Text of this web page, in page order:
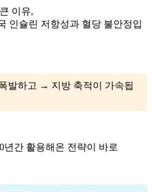
이유,
인슐린 저항성과 혈당 불안정입
발하고 → 지방 축적이 가속됩
년간 활용해온 전략이 바로